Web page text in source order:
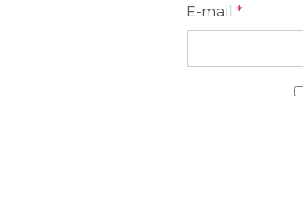
E-mail *